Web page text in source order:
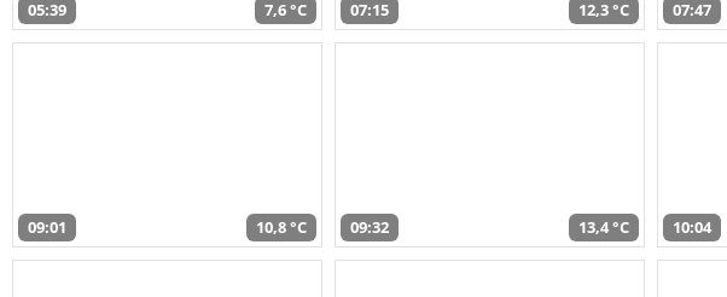
05:39 7,6 °C 07:15 12,3 °C 07:47
09:01 10,8 °C 09:32 13,4 °C 10:04